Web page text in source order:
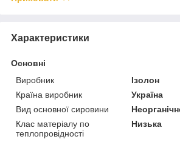
Характеристики
Основні
Виробник
Ізолон
Країна виробник
Україна
Вид основної сировини
Клас матеріалу по
теплопровідності
Низька